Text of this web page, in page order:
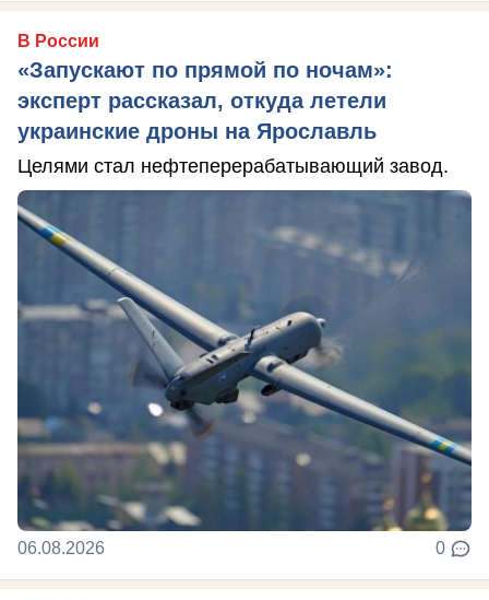
В России
«Запускают по прямой по ночам»:
эксперт рассказал, откуда летели
украинские дроны на Ярославль
Целями стал нефтеперерабатывающий завод.
06.08.2026 0